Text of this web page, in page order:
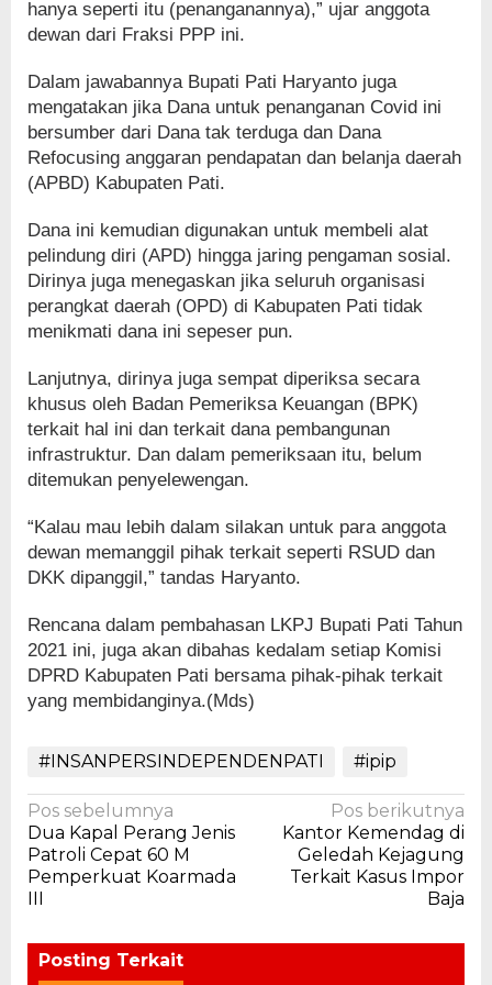
hanya seperti itu (penanganannya),” ujar anggota
dewan dari Fraksi PPP ini.
Dalam jawabannya Bupati Pati Haryanto juga
mengatakan jika Dana untuk penanganan Covid ini
bersumber dari Dana tak terduga dan Dana
Refocusing anggaran pendapatan dan belanja daerah
(APBD) Kabupaten Pati.
Dana ini kemudian digunakan untuk membeli alat
pelindung diri (APD) hingga jaring pengaman sosial.
Dirinya juga menegaskan jika seluruh organisasi
perangkat daerah (OPD) di Kabupaten Pati tidak
menikmati dana ini sepeser pun.
Lanjutnya, dirinya juga sempat diperiksa secara
khusus oleh Badan Pemeriksa Keuangan (BPK)
terkait hal ini dan terkait dana pembangunan
infrastruktur. Dan dalam pemeriksaan itu, belum
ditemukan penyelewengan.
“Kalau mau lebih dalam silakan untuk para anggota
dewan memanggil pihak terkait seperti RSUD dan
DKK dipanggil,” tandas Haryanto.
Rencana dalam pembahasan LKPJ Bupati Pati Tahun
2021 ini, juga akan dibahas kedalam setiap Komisi
DPRD Kabupaten Pati bersama pihak-pihak terkait
yang membidanginya.(Mds)
#INSANPERSINDEPENDENPATI #ipip
Navigasi
pos
Pos sebelumnya
Dua Kapal Perang Jenis
Patroli Cepat 60 M
Pemperkuat Koarmada
III
Pos berikutnya
Kantor Kemendag di
Geledah Kejagung
Terkait Kasus Impor
Baja
Posting Terkait